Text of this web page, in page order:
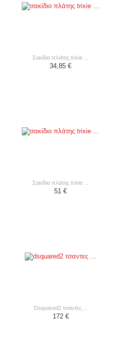
σακίδιο πλάτης trixie ...
34,85 €
σακίδιο πλάτης trixie ...
51 €
dsquared2 τσαντες ...
172 €